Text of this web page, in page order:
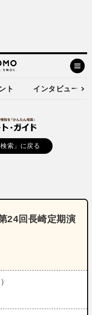
ト インタビュー
索」に戻る
24回長崎定期演